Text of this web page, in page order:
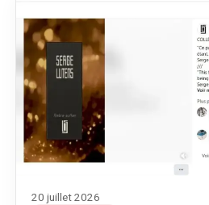
20 juillet 2026